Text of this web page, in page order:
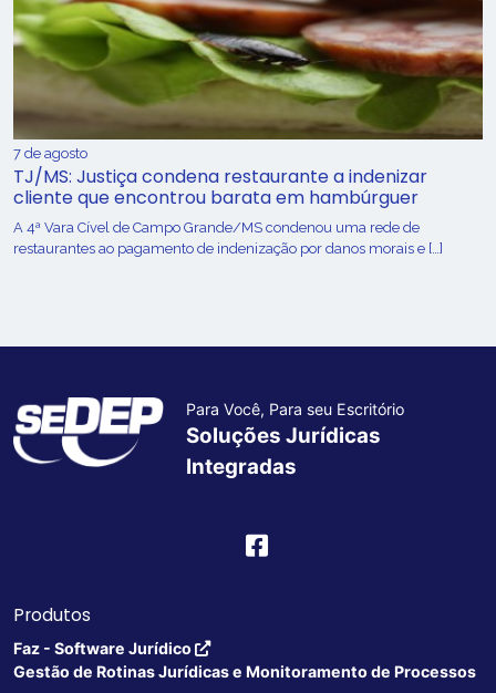
7 de agosto
TJ/MS: Justiça condena restaurante a indenizar
cliente que encontrou barata em hambúrguer
A 4ª Vara Cível de Campo Grande/MS condenou uma rede de
restaurantes ao pagamento de indenização por danos morais e […]
Para Você, Para seu Escritório
Soluções Jurídicas
Integradas
Produtos
Faz - Software Jurídico
Gestão de Rotinas Jurídicas e Monitoramento de Processos